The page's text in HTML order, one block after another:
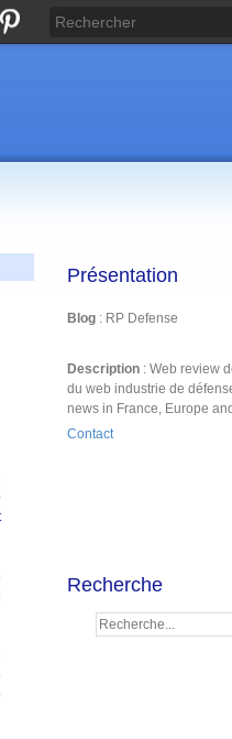
Présentation
Blog : RP Defense
Description : Web review
du web industrie de
news in France, Europe
Contact
Recherche